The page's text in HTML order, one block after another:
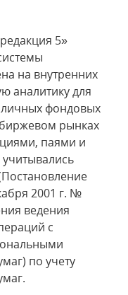
5»
на внутренних
аналитику для
фондовых
рынках
паями и
2001 г. №
ведения
с
по учету